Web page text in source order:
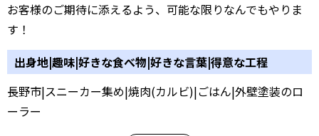
お客様のご期待に添えるよう、可能な限りなんでもやりま
す！
出身地|趣味|好きな食べ物|好きな言葉|得意な工程
長野市|スニーカー集め|焼肉(カルビ)|ごはん|外壁塗装のロ
ーラー